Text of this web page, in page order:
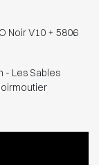
Noir V10 + 5806
- Les Sables